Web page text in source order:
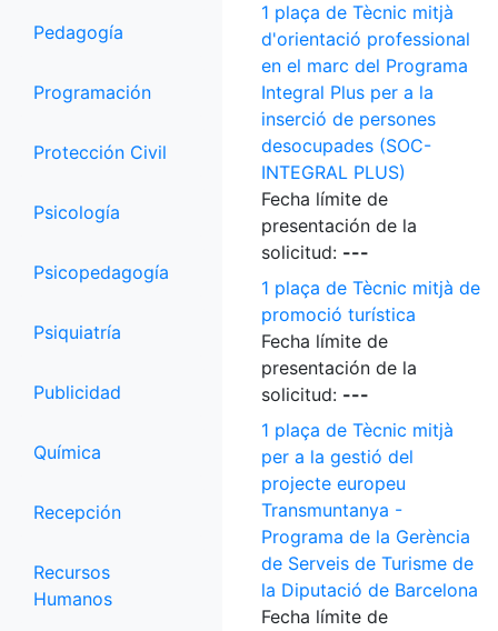
Pedagogía
Programación
Protección Civil
Psicología
Psicopedagogía
Psiquiatría
Publicidad
Química
Recepción
Recursos
Humanos
1 plaça de Tècnic mitjà
d'orientació professional
en el marc del Programa
Integral Plus per a la
inserció de persones
desocupades (SOC-
INTEGRAL PLUS)
Fecha límite de
presentación de la
solicitud: ---
1 plaça de Tècnic mitjà de
promoció turística
Fecha límite de
presentación de la
solicitud: ---
1 plaça de Tècnic mitjà
per a la gestió del
projecte europeu
Transmuntanya -
Programa de la Gerència
de Serveis de Turisme de
la Diputació de Barcelona
Fecha límite de